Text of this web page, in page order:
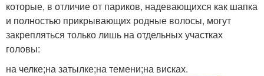
которые, в отличие от париков, надевающихся как шапка
и полностью прикрывающих родные волосы, могут
закрепляться только лишь на отдельных участках
головы:
на челке;на затылке;на темени;на висках.